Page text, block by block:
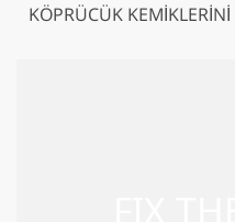
KÖPRÜCÜK